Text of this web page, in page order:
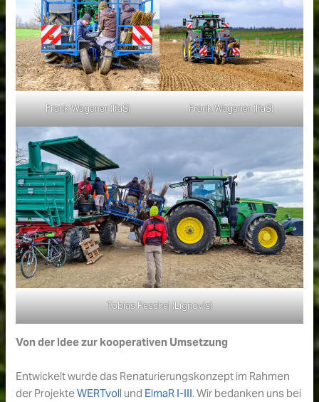
Frank Wagener (IfaS) Frank Wagener (IfaS)
Tobias Peschel (Lignovis)
Von der Idee zur kooperativen Umsetzung
Entwickelt wurde das Renaturierungskonzept im Rahmen
der ProjekteWERTvoll und ElmaR I-III. Wir bedanken uns bei